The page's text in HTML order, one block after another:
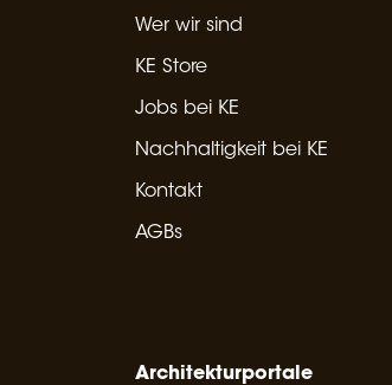
Wer wir sind
KE Store
Jobs bei KE
Nachhaltigkeit bei KE
Kontakt
AGBs
Architekturportale